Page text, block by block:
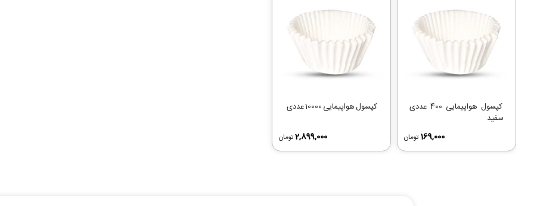
کپسول هواپیمایی 400 عددی
سفید
169,000 تومان
کپسول هواپیمایی 10000 عددی
2,899,000تومان